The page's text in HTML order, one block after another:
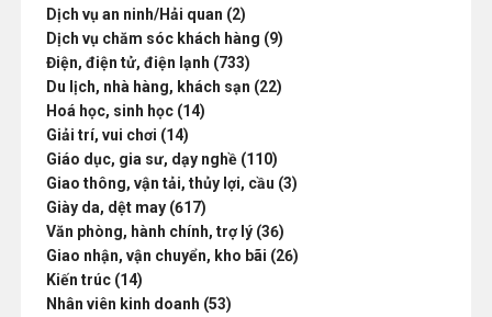
Dịch vụ an ninh/Hải quan (2)
Dịch vụ chăm sóc khách hàng (9)
Điện, điện tử, điện lạnh (733)
Du lịch, nhà hàng, khách sạn (22)
Hoá học, sinh học (14)
Giải trí, vui chơi (14)
Giáo dục, gia sư, dạy nghề (110)
Giao thông, vận tải, thủy lợi, cầu (3)
Giày da, dệt may (617)
Văn phòng, hành chính, trợ lý (36)
Giao nhận, vận chuyển, kho bãi (26)
Kiến trúc (14)
Nhân viên kinh doanh (53)